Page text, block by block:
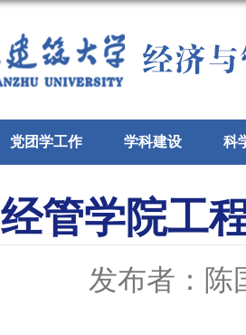
党团学工作 学科建设 科
经管学院工
发布者：陈